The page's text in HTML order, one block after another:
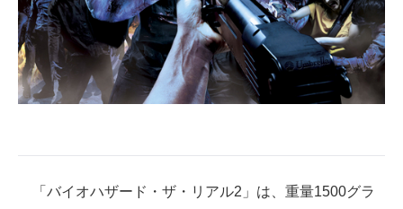
企業ITのトレンドを詳説
経営リーダーのコミュニティ
ITエンジニア向け専門サイト
企業向けIT製品の総合サイト
「バイオハザード・ザ・リアル2」は、重量1500グラ